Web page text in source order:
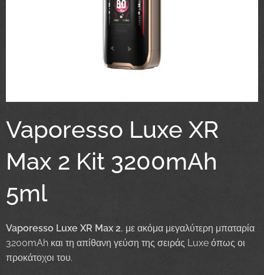
Vaporesso Luxe XR
Max 2 Kit 3200mAh
5ml
Vaporesso Luxe XR Max 2, με ακόμα μεγαλύτερη μπαταρία
3200mAh και τη απίθανη γεύση της σειράς Luxe όπως οι
προκάτοχοι του.